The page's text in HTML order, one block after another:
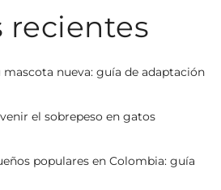
recientes
nueva: guía de adaptación
el sobrepeso en gatos
populares en Colombia: guía